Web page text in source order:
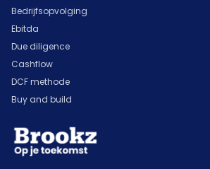
Bedrijfsopvolging
Ebitda
Due diligence
Cashflow
DCF methode
Buy and build